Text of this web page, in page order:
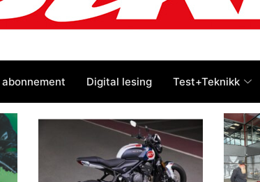
Digital lesing Test+Teknikk